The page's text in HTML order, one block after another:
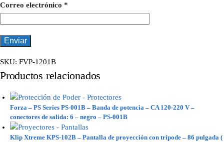
Correo electrónico *
SKU: FVP-1201B
Productos relacionados
Forza – PS Series PS-001B – Banda de potencia – CA 120-220 V –
conectores de salida: 6 – negro – PS-001B
Klip Xtreme KPS-102B – Pantalla de proyección con trípode – 86 pulgada (